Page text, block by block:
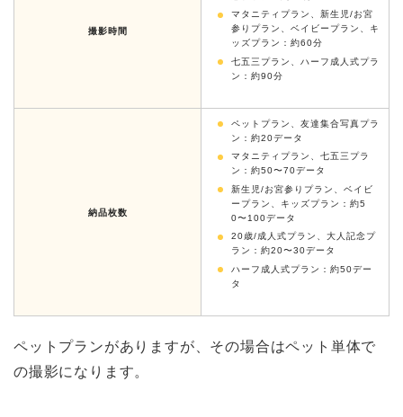
撮影時間
マタニティプラン、新生児/お宮
参りプラン、ベイビープラン、キ
ッズプラン：約60分
七五三プラン、ハーフ成人式プラ
ン：約90分
納品枚数
ペットプラン、友達集合写真プラ
ン：約20データ
マタニティプラン、七五三プラ
ン：約50〜70データ
新生児/お宮参りプラン、ベイビ
ープラン、キッズプラン：約5
0〜100データ
20歳/成人式プラン、大人記念プ
ラン：約20〜30データ
ハーフ成人式プラン：約50デー
タ
ペットプランがありますが、その場合はペット単体で
の撮影になります。